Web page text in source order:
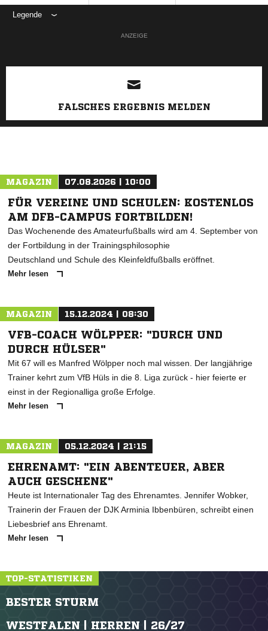
Legende
ANZEIGE
FALSCHES ERGEBNIS MELDEN
MAGAZIN 07.08.2026 | 10:00
FÜR VEREINE UND SCHULEN: KOSTENLOS
AM DFB-CAMPUS FORTBILDEN!
Das Wochenende des Amateurfußballs wird am 4. September von
der Fortbildung in der Trainingsphilosophie
Deutschland und Schule des Kleinfeldfußballs eröffnet.
Mehr lesen
MAGAZIN 15.12.2024 | 08:30
VFB-COACH WÖLPPER: "DURCH UND
DURCH HÜLSER"
Mit 67 will es Manfred Wölpper noch mal wissen. Der langjährige
Trainer kehrt zum VfB Hüls in die 8. Liga zurück - hier feierte er
einst in der Regionalliga große Erfolge.
Mehr lesen
MAGAZIN 05.12.2024 | 21:15
EHRENAMT: "EIN ABENTEUER, ABER
AUCH GESCHENK"
Heute ist Internationaler Tag des Ehrenamtes. Jennifer Wobker,
Trainerin der Frauen der DJK Arminia Ibbenbüren, schreibt einen
Liebesbrief ans Ehrenamt.
Mehr lesen
TOP-STATISTIKEN
BESTER STURM
WESTFALEN | HERREN | 26/27